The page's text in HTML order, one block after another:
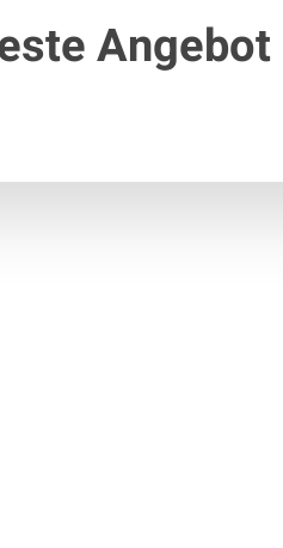
Angebot